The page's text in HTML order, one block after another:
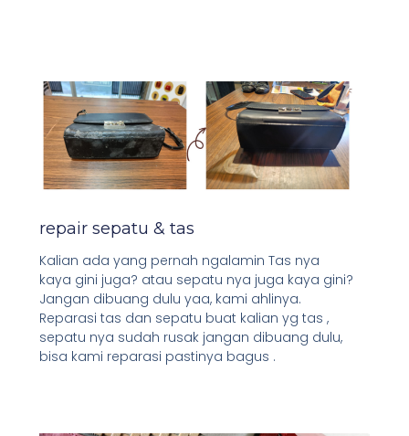
repair sepatu & tas
Kalian ada yang pernah ngalamin Tas nya
kaya gini juga? atau sepatu nya juga kaya gini?
Jangan dibuang dulu yaa, kami ahlinya.
Reparasi tas dan sepatu buat kalian yg tas ,
sepatu nya sudah rusak jangan dibuang dulu,
bisa kami reparasi pastinya bagus .